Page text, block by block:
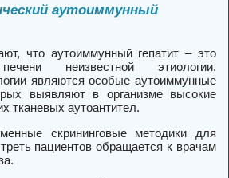
аутоиммунный
что аутоиммунный гепатит – это
неизвестной этиологии.
являются особые аутоиммунные
выявляют в организме высокие
тканевых аутоантител.
скрининговые методики для
пациентов обращается к врачам